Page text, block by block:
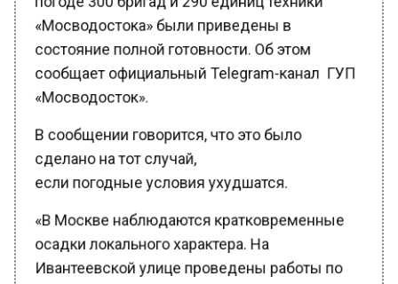
«Мосводостока» были приведены в
состояние полной готовности. Об этом
сообщает официальный Telegram-канал ГУП
«Мосводосток».
В сообщении говорится, что это было
сделано на тот случай,
если погодные условия ухудшатся.
«В Москве наблюдаются кратковременные
осадки локального характера. На
Ивантеевской улице проведены работы по